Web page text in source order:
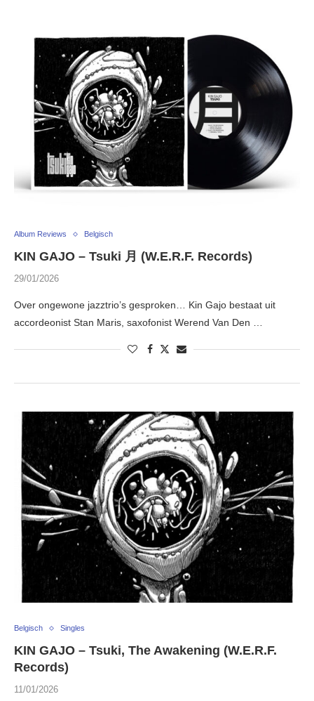
Album Reviews Belgisch
KIN GAJO – Tsuki 月 (W.E.R.F. Records)
29/01/2026
Over ongewone jazztrio’s gesproken… Kin Gajo bestaat uit
accordeonist Stan Maris, saxofonist Werend Van Den …
Belgisch Singles
KIN GAJO – Tsuki, The Awakening (W.E.R.F.
Records)
11/01/2026